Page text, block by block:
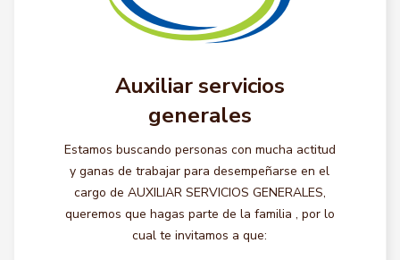
Auxiliar servicios
generales
Estamos buscando personas con mucha actitud
y ganas de trabajar para desempeñarse en el
cargo de AUXILIAR SERVICIOS GENERALES,
queremos que hagas parte de la familia , por lo
cual te invitamos a que: